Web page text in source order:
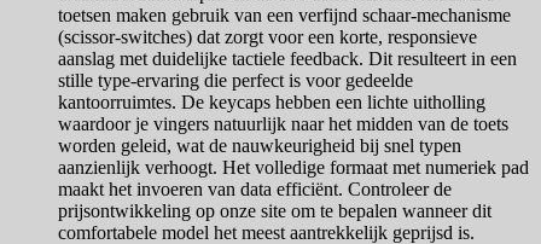
toetsen maken gebruik van een verfijnd schaar-mechanisme
(scissor-switches) dat zorgt voor een korte, responsieve
aanslag met duidelijke tactiele feedback. Dit resulteert in een
stille type-ervaring die perfect is voor gedeelde
kantoorruimtes. De keycaps hebben een lichte uitholling
waardoor je vingers natuurlijk naar het midden van de toets
worden geleid, wat de nauwkeurigheid bij snel typen
aanzienlijk verhoogt. Het volledige formaat met numeriek pad
maakt het invoeren van data efficiënt. Controleer de
prijsontwikkeling op onze site om te bepalen wanneer dit
comfortabele model het meest aantrekkelijk geprijsd is.